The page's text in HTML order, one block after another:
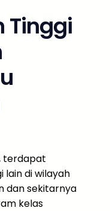
Tinggi
terdapat
lain di wilayah
dan sekitarnya
kelas